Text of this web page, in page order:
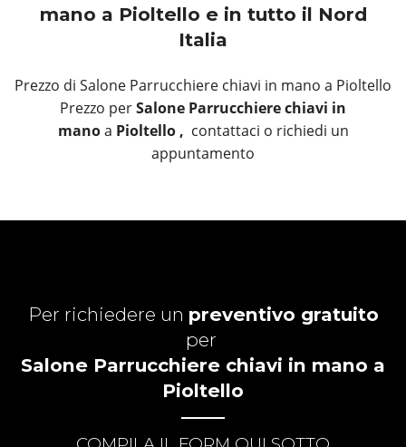
mano a Pioltello e in tutto il Nord
Italia
Prezzo di Salone Parrucchiere chiavi in mano a Pioltello
Prezzo perSalone Parrucchiere chiavi in
manoa Pioltello , contattaci o richiedi un
appuntamento
Per richiedere un preventivo gratuito
per
Salone Parrucchiere chiavi in mano a
Pioltello